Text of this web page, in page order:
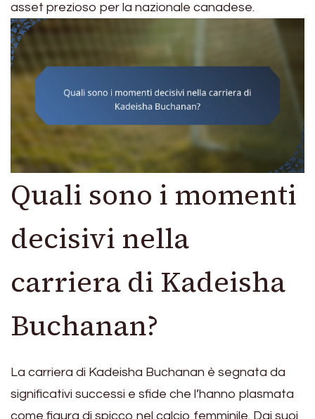
asset prezioso per la nazionale canadese.
Quali sono i momenti
decisivi nella
carriera di Kadeisha
Buchanan?
La carriera di Kadeisha Buchanan è segnata da
significativi successi e sfide che l’hanno plasmata
come figura di spicco nel calcio femminile. Dai suoi